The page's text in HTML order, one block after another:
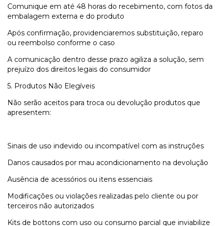
Comunique em até 48 horas do recebimento, com fotos da
embalagem externa e do produto
Após confirmação, providenciaremos substituição, reparo
ou reembolso conforme o caso
A comunicação dentro desse prazo agiliza a solução, sem
prejuízo dos direitos legais do consumidor
5. Produtos Não Elegíveis
Não serão aceitos para troca ou devolução produtos que
apresentem:
Sinais de uso indevido ou incompatível com as instruções
Danos causados por mau acondicionamento na devolução
Ausência de acessórios ou itens essenciais
Modificações ou violações realizadas pelo cliente ou por
terceiros não autorizados
Kits de bottons com uso ou consumo parcial que inviabilize